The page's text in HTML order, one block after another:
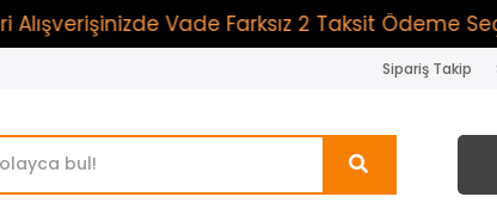
Vade Farksız 2 Taksit Ödeme
Sipariş Takip